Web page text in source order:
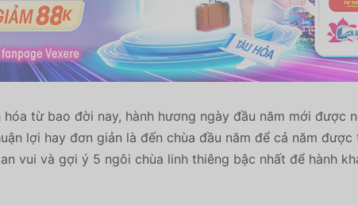
từ bao đời nay, hành hương ngày đầu năm mới được
lợi hay đơn giản là đến chùa đầu năm để cả năm
vui và gợi ý 5 ngôi chùa linh thiêng bậc nhất để hành